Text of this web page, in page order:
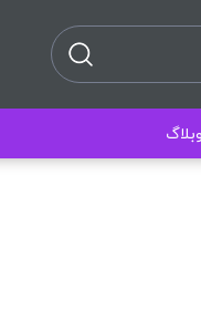
وبلاگ